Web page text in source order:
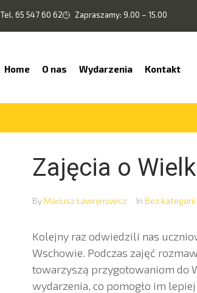
Tel. 65 547 60 62 Zapraszamy: 9.00 – 15.00
Home O nas Wydarzenia Kontakt
Zajęcia o
By Mariusz Ławrynowicz In Bez kategorii
Kolejny raz odwiedzili nas
Wschowie. Podczas zajęć
towarzyszą przygotowaniom do
wydarzenia, co pomogło im